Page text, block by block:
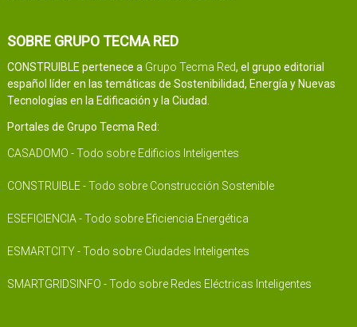
SOBRE GRUPO TECMA RED
CONSTRUIBLE pertenece a Grupo Tecma Red, el grupo editorial
español líder en las temáticas de Sostenibilidad, Energía y Nuevas
Tecnologías en la Edificación y la Ciudad.
Portales de Grupo Tecma Red:
CASADOMO - Todo sobre Edificios Inteligentes
CONSTRUIBLE - Todo sobre Construcción Sostenible
ESEFICIENCIA - Todo sobre Eficiencia Energética
ESMARTCITY - Todo sobre Ciudades Inteligentes
SMARTGRIDSINFO - Todo sobre Redes Eléctricas Inteligentes